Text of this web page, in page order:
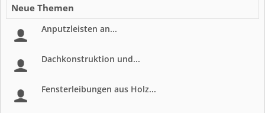
Neue Themen
Anputzleisten an...
Dachkonstruktion und...
Fensterleibungen aus Holz...